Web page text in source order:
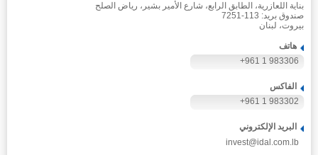
بناية اللعازرية، الطابق الرابع، شارع الأمير بشير، رياض الصلح
صندوق بريد: 113-7251
بيروت، لبنان
هاتف
+961 1 983306
الفاكس
+961 1 983302
البريد الإلكتروني
invest@idal.com.lb